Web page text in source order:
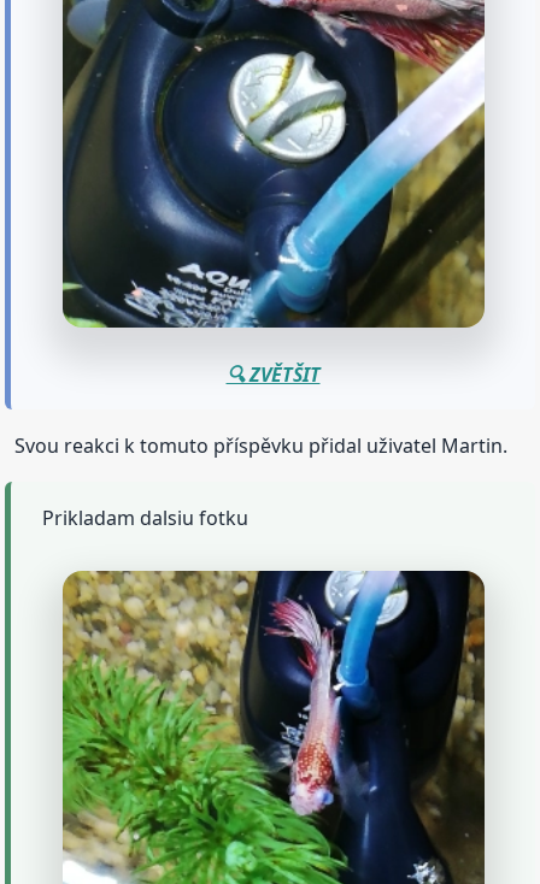
🔍 ZVĚTŠIT
Svou reakci k tomuto příspěvku přidal uživatel Martin.
Prikladam dalsiu fotku